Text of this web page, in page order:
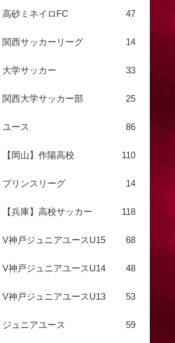
高砂ミネイロFC 47
関西サッカーリーグ 14
大学サッカー 33
関西大学サッカー部 25
ユース 86
【岡山】作陽高校 110
プリンスリーグ 14
【兵庫】高校サッカー 118
V神戸ジュニアユースU15 68
V神戸ジュニアユースU14 48
V神戸ジュニアユースU13 53
ジュニアユース 59